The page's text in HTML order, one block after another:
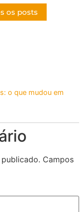
os posts
o que mudou em
Campos